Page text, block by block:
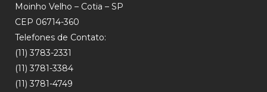
Moinho Velho – Cotia – SP
CEP 06714-360
Telefones de Contato:
(11) 3783-2331
(11) 3781-3384
(11) 3781-4749